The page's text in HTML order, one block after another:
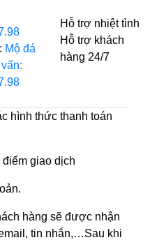
Mộ đá
Hỗ trợ nhiệt tình
Hỗ trợ khách
hàng 24/7
hình thức thanh toán
giao dịch
hàng sẽ được nhận
tin nhắn,…Sau khi